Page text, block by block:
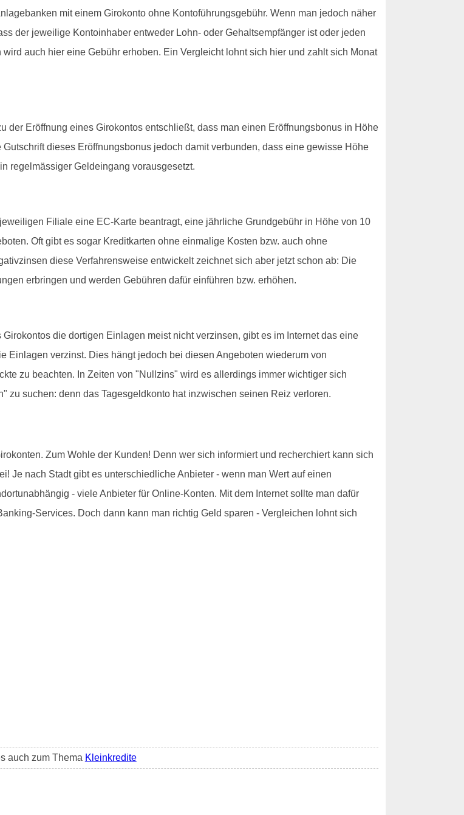
mit einem Girokonto ohne Kontoführungsgebühr. Wenn man jedoch näher
der jeweilige Kontoinhaber entweder Lohn- oder Gehaltsempfänger ist oder jeden
auch hier eine Gebühr erhoben. Ein Vergleicht lohnt sich hier und zahlt sich Monat
der Eröffnung eines Girokontos entschließt, dass man einen Eröffnungsbonus in Höhe
dieses Eröffnungsbonus jedoch damit verbunden, dass eine gewisse Höhe
regelmässiger Geldeingang vorausgesetzt.
Filiale eine EC-Karte beantragt, eine jährliche Grundgebühr in Höhe von 10
Oft gibt es sogar Kreditkarten ohne einmalige Kosten bzw. auch ohne
diese Verfahrensweise entwickelt zeichnet sich aber jetzt schon ab: Die
erbringen und werden Gebühren dafür einführen bzw. erhöhen.
die dortigen Einlagen meist nicht verzinsen, gibt es im Internet das eine
Einlagen verzinst. Dies hängt jedoch bei diesen Angeboten wiederum von
zu beachten. In Zeiten von "Nullzins" wird es allerdings immer wichtiger sich
zu suchen: denn das Tagesgeldkonto hat inzwischen seinen Reiz verloren.
Zum Wohle der Kunden! Denn wer sich informiert und recherchiert kann sich
Je nach Stadt gibt es unterschiedliche Anbieter - wenn man Wert auf einen
- viele Anbieter für Online-Konten. Mit dem Internet sollte man dafür
Services. Doch dann kann man richtig Geld sparen - Vergleichen lohnt sich
auch zum Thema Kleinkredite